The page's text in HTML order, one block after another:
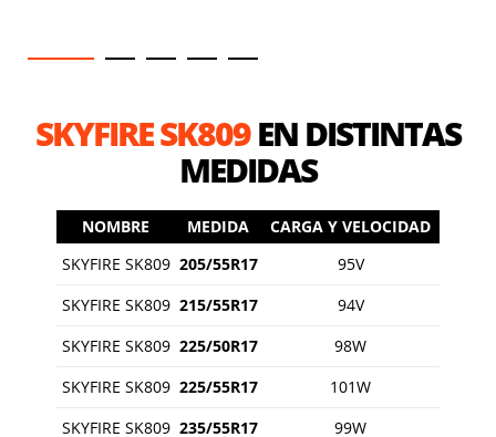
SKYFIRE SK809EN DISTINTAS
MEDIDAS
NOMBRE MEDIDA
CARGA Y VELOCIDAD
SKYFIRE SK809 205/55R17
95V
SKYFIRE SK809 215/55R17
94V
SKYFIRE SK809 225/50R17
98W
SKYFIRE SK809 225/55R17
101W
SKYFIRE SK809 235/55R17 99W